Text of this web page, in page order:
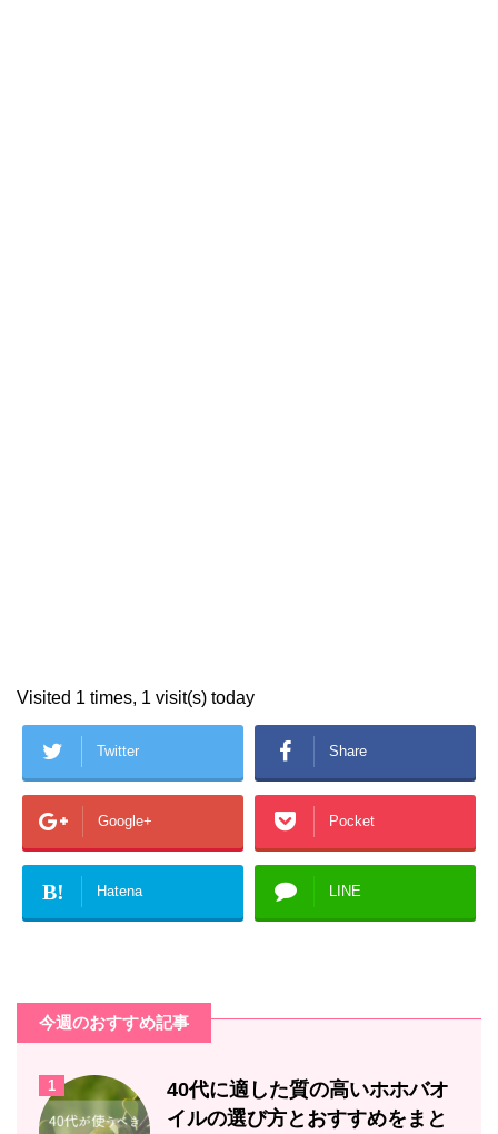
Visited 1 times, 1 visit(s) today
Twitter Share
Google+ Pocket
B! Hatena LINE
今週のおすすめ記事
1
40代に適した質の高いホホバオ
イルの選び方とおすすめをまと